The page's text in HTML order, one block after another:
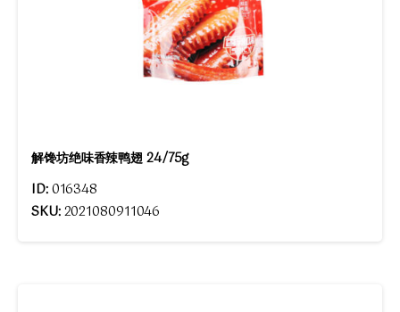
解馋坊绝味香辣鸭翅 24/75g
ID:016348
SKU:2021080911046